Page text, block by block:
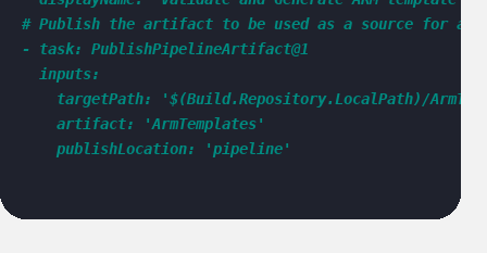
# Publish the artifact to be used as a source for a
- task: PublishPipelineArtifact@1
  inputs:
targetPath: '$(Build.Repository.LocalPath)/
    artifact: 'ArmTemplates'
    publishLocation: 'pipeline'